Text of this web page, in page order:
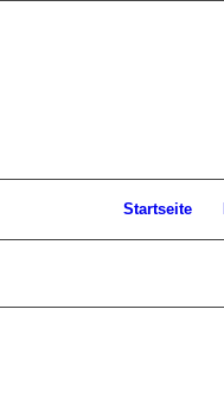
Startseite